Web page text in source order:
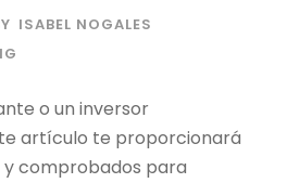
ISABEL NOGALES
o un inversor
artículo te proporcionará
comprobados para